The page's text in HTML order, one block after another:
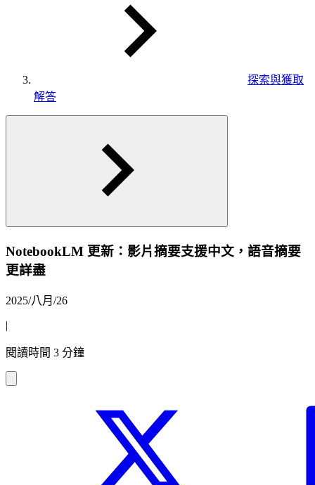
探索與獲取
解答
NotebookLM 更新：影片摘要支援中文，語音摘要
更詳盡
2025/八月/26
|
閱讀時間 3 分鐘